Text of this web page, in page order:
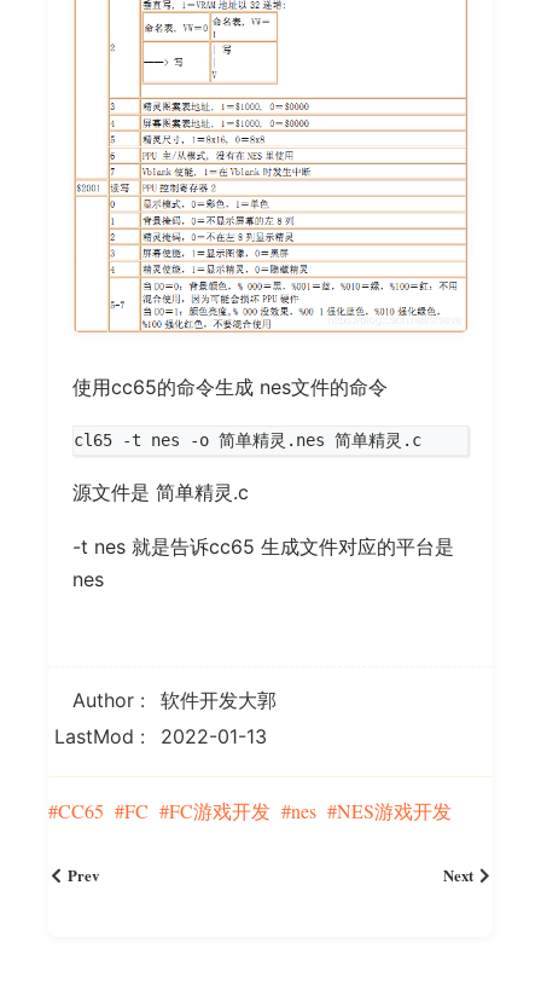
使用cc65的命令生成 nes文件的命令
源文件是 简单精灵.c
-t nes 就是告诉cc65 生成文件对应的平台是
nes
Author
软件开发大郭
LastMod
2022-01-13
CC65 FC FC游戏开发 nes NES游戏开发
Prev Next